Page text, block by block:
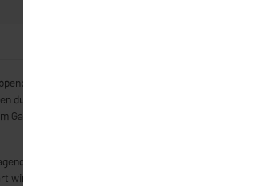
des Naturschweins und besteht
durchzogen ist. Durch den ausgewogenen
ein besonders kräftiges Aroma und
zum Schmoren, Grillen oder für die
wird das Fleisch butterzart und löst sich